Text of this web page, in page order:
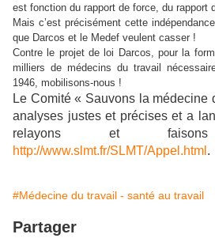
est fonction du rapport de force, du rapport
Mais c’est précisément cette
que Darcos et le Medef veulent casser !
Contre le projet de loi Darcos, pour la
milliers de médecins du travail
1946, mobilisons-nous !
Le Comité « Sauvons la médecine
analyses justes et précises et a
relayons et
http://www.slmt.fr/SLMT/Appel.html .
#Médecine du travail - santé au travail
Partager